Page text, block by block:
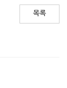
목록